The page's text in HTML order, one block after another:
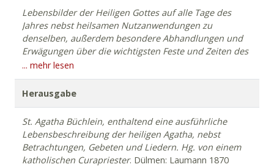
Pensionat der „Damen vom Heiligen Herzen Jesu“
Mariental (Münster). Übernahme einer ihn weniger
beanspruchenden Stelle auf dem Lande. Er war fortan
Vikar in Nienborg-Heek bei Ahaus, wo erin Folge des
leidigen Kulturkampfes 20 Jahre ausharren mußte.
(Hinrichsen, 2. Aufl. 1891) Hierauf wurde er Vikar in
gewachsen, wurde er als Vikar nach Nordkirchen bei
Lüdinghausen versetzt. 1894 wurde er Pfarrer in Hamm-
Bossendorf, dort starb er am 17. Juli 1895.
Lebensbilder der Heiligen Gottes auf alle Tage des
Jahres nebst heilsamen Nutzanwendungen zu
denselben, außerdem besondere Abhandlungen und
Erwägungen über die wichtigsten Feste und Zeiten des
Kirchenjahrs, sowie über die acht Gedächtnistage vom
bittern Leiden unseres Herrn Jesu Christi, dargestellt
zum Troste und
leidenden
[anonym] –Die christliche Krankenstube. Lehr- und
Beispielbuch für Kranke.Paderborn: Bonifatiusdr. 1886.
XI, 295S. (EAB Paderborn); 2., verb. Aufl. Paderborn:
Bonifatiusdr. 1909. 574S. (EAB Paderborn) –Der Freund
... mehr lesen
Herausgabe
St. Agatha Büchlein, enthaltend eine ausführliche
Lebensbeschreibung der heiligen Agatha, nebst
Betrachtungen, Gebeten und Liedern. Hg. von einem
katholischen Curapriester. Dülmen: Laumann 1870